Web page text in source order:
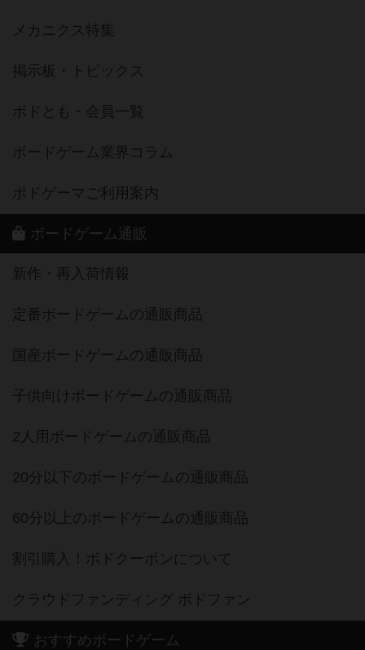
メカニクス特集
掲示板・トピックス
ボドとも・会員一覧
ボードゲーム業界コラム
ボドゲーマご利用案内
ボードゲーム通販
新作・再入荷情報
定番ボードゲームの通販商品
国産ボードゲームの通販商品
子供向けボードゲームの通販商品
2人用ボードゲームの通販商品
20分以下のボードゲームの通販商品
60分以上のボードゲームの通販商品
割引購入！ボドクーポンについて
クラウドファンディング ボドファン
おすすめボードゲーム